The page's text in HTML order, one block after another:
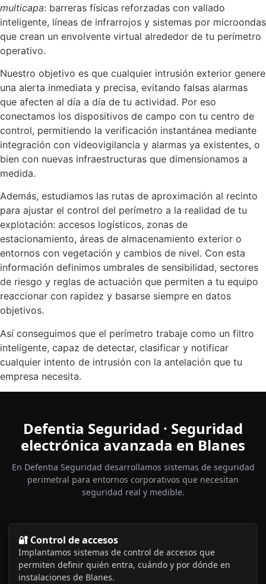
multicapa: barreras físicas reforzadas con vallado
inteligente, líneas de infrarrojos y sistemas por microondas
que crean un envolvente virtual alrededor de tu perímetro
operativo.
Nuestro objetivo es que cualquier intrusión exterior genere
una alerta inmediata y precisa, evitando falsas alarmas
que afecten al día a día de tu actividad. Por eso
conectamos los dispositivos de campo con tu centro de
control, permitiendo la verificación instantánea mediante
integración con videovigilancia y alarmas ya existentes, o
bien con nuevas infraestructuras que dimensionamos a
medida.
Además, estudiamos las rutas de aproximación al recinto
para ajustar el control del perímetro a la realidad de tu
explotación: accesos logísticos, zonas de
estacionamiento, áreas de almacenamiento exterior o
entornos con vegetación y cambios de nivel. Con esta
información definimos umbrales de sensibilidad, sectores
de riesgo y reglas de actuación que permiten a tu equipo
reaccionar con rapidez y basarse siempre en datos
objetivos.
Así conseguimos que el perímetro trabaje como un filtro
inteligente, capaz de detectar, clasificar y notificar
cualquier intento de intrusión con la antelación que tu
empresa necesita.
Defentia Seguridad · Seguridad
electrónica avanzada en Blanes
En Defentia Seguridad desarrollamos sistemas de seguridad
perimetral para entornos corporativos que necesitan
seguridad real y medible.
🔐 Control de accesos
Implantamos sistemas de control de accesos que
permiten definir quién entra, cuándo y por dónde en
instalaciones de Blanes.